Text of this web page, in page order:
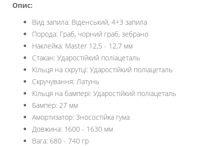
Опис:
Вид запила: Віденський, 4+3 запила
Порода: Граб, чорний граб, зебрано
Наклейка: Master 12,5 - 12,7 мм
Стакан: Ударостійкий поліацеталь
Кільця на скрутці: Ударостійкий поліацеталь
Скручування: Латунь
Кільця на бампері: Ударостійкий поліацеталь
Бампер: 27 мм
Амортизатор: Зносостійка гума
Довжина: 1600 - 1630 мм
Вага: 680 - 740 гр